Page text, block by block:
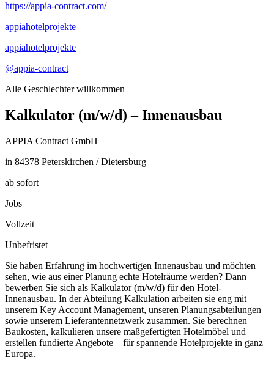
https://appia-contract.com/
appiahotelprojekte
appiahotelprojekte
@appia-contract
Alle Geschlechter willkommen
Kalkulator (m/w/d) – Innenausbau
APPIA Contract GmbH
in 84378 Peterskirchen / Dietersburg
ab sofort
Jobs
Vollzeit
Unbefristet
Sie haben Erfahrung im hochwertigen Innenausbau und möchten
sehen, wie aus einer Planung echte Hotelräume werden? Dann
bewerben Sie sich als Kalkulator (m/w/d) für den Hotel-
Innenausbau. In der Abteilung Kalkulation arbeiten sie eng mit
unserem Key Account Management, unseren Planungsabteilungen
sowie unserem Lieferantennetzwerk zusammen. Sie berechnen
Baukosten, kalkulieren unsere maßgefertigten Hotelmöbel und
erstellen fundierte Angebote – für spannende Hotelprojekte in ganz
Europa.